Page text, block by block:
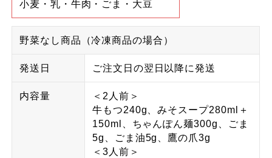
小麦・乳・牛肉・ごま・大豆
野菜なし商品（冷凍商品の場合）
発送日 ご注文日の翌日以降に発送
内容量
＜2人前＞
牛もつ240g、みそスープ280ml＋
150ml、ちゃんぽん麺300g、ごま
5g、ごま油5g、鷹の爪3g
＜3人前＞